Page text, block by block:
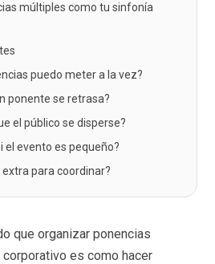
múltiples como tu sinfonía
puedo meter a la vez?
ponente se retrasa?
el público se disperse?
el evento es pequeño?
para coordinar?
que organizar ponencias
es como hacer